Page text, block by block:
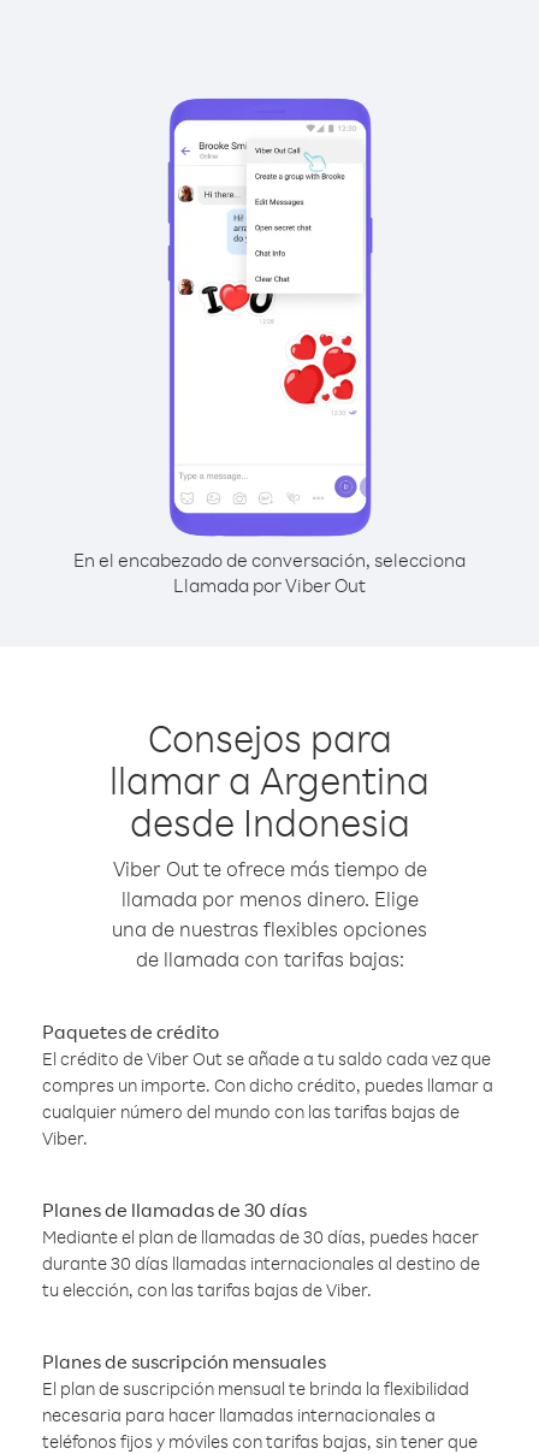
En el encabezado de conversación, selecciona
Llamada por Viber Out
Consejos para
llamar a Argentina
desde Indonesia
Viber Out te ofrece más tiempo de
llamada por menos dinero. Elige
una de nuestras flexibles opciones
de llamada con tarifas bajas:
Paquetes de crédito
El crédito de Viber Out se añade a tu saldo cada vez que
compres un importe. Con dicho crédito, puedes llamar a
cualquier número del mundo con las tarifas bajas de
Viber.
Planes de llamadas de 30 días
Mediante el plan de llamadas de 30 días, puedes hacer
durante 30 días llamadas internacionales al destino de
tu elección, con las tarifas bajas de Viber.
Planes de suscripción mensuales
El plan de suscripción mensual te brinda la flexibilidad
necesaria para hacer llamadas internacionales a
teléfonos fijos y móviles con tarifas bajas, sin tener que